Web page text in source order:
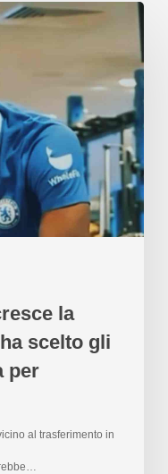
la
scelto gli
per
al trasferimento in